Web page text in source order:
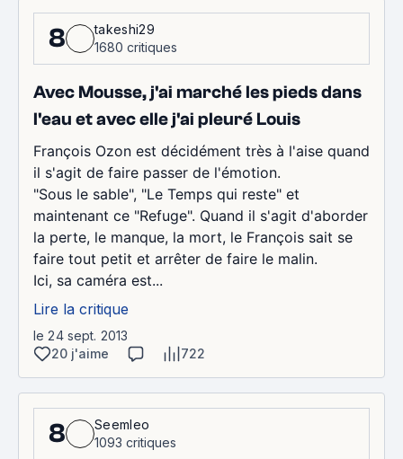
8
takeshi29
1680 critiques
Avec Mousse, j'ai marché les pieds dans
l'eau et avec elle j'ai pleuré Louis
François Ozon est décidément très à l'aise quand
il s'agit de faire passer de l'émotion.
"Sous le sable", "Le Temps qui reste" et
maintenant ce "Refuge". Quand il s'agit d'aborder
la perte, le manque, la mort, le François sait se
faire tout petit et arrêter de faire le malin.
Ici, sa caméra est...
Lire la critique
le 24 sept. 2013
20 j'aime
722
8
Seemleo
1093 critiques